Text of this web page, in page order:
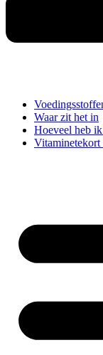
Waar zit het in
Hoeveel heb